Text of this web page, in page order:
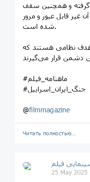
گرفته و همچنین سقف
غیر قابل عبور و مرور
شده است.
هدف نظامی هستند که
#ماهنامه_فیلم
#جنگ_ایران_اسراییل
@filmmagazine
Читать полностью…
فیلم
25 May 2025